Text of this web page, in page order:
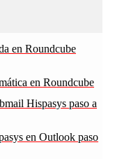
en Roundcube
en Roundcube
Hispasys paso a
en Outlook paso